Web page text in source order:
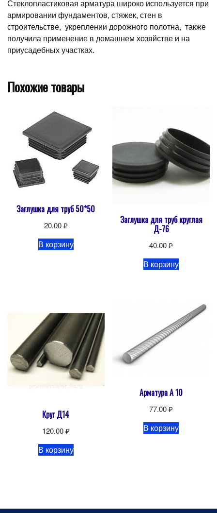
Стеклопластиковая арматура широко используется при
армировании фундаментов, стяжек, стен в
строительстве, укреплении дорожного полотна, также
получила применение в домашнем хозяйстве и на
приусадебных участках.
Похожие товары
Заглушка для труб 50*50
20.00₽
В корзину
Заглушка для труб круглая
Д-76
40.00₽
В корзину
Круг Д14
120.00₽
В корзину
Арматура А 10
77.00₽
В корзину